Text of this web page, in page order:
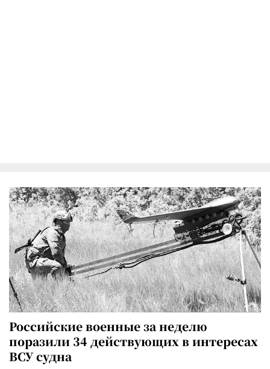
Российские военные за неделю
поразили 34 действующих в интересах
ВСУ судна